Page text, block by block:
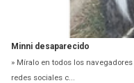
Minni desaparecido
» Míralo en todos los
redes sociales c...